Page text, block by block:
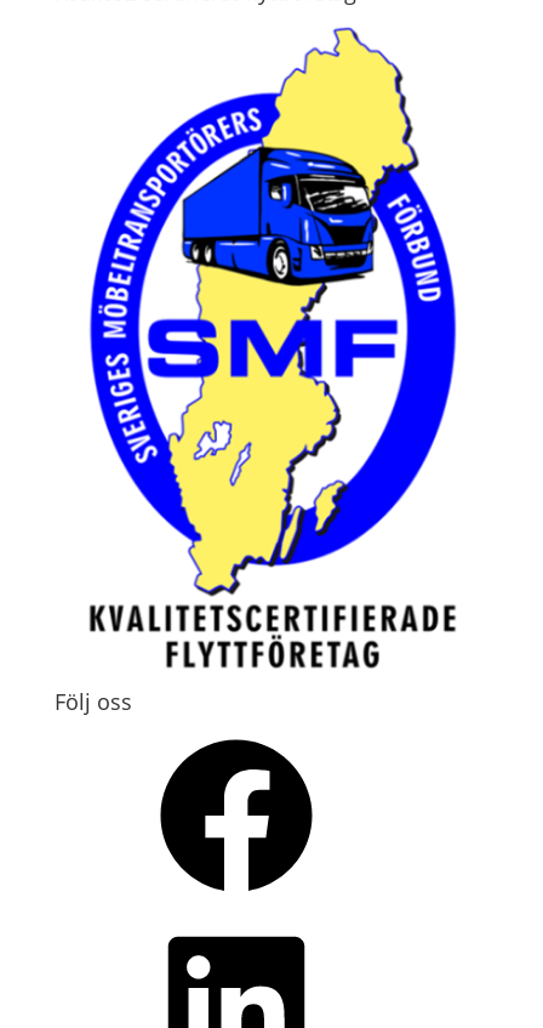
Följ oss